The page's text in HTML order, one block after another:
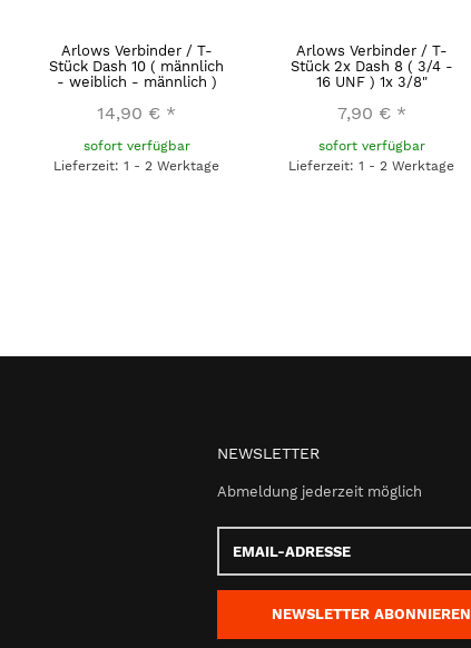
Arlows Verbinder / T-
Stück Dash 10 ( männlich
- weiblich - männlich )
14,90 € *
sofort verfügbar
Lieferzeit: 1 - 2 Werktage
Arlows Verbinder / T-
Stück 2x Dash 8 ( 3/4 -
16 UNF ) 1x 3/8"
7,90 € *
sofort verfügbar
Lieferzeit: 1 - 2 Werktage
NEWSLETTER
Abmeldung jederzeit möglich
Adresse
NEWSLETTER ABONNIEREN